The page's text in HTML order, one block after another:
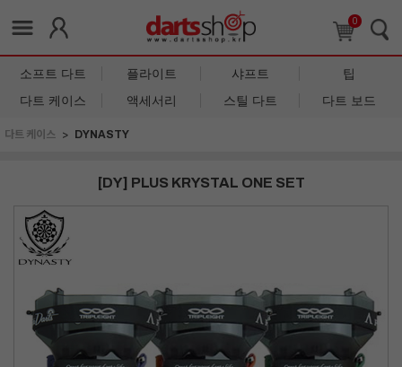
0
소프트 다트 플라이트 샤프트
팁
다트 케이스
액세서리 스틸 다트 다트 보드
다트 케이스 DYNASTY
[DY] PLUS KRYSTAL ONE SET